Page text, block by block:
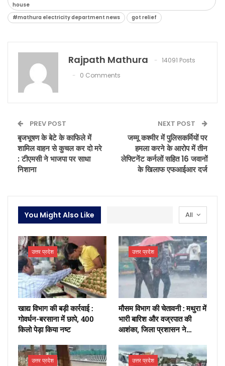
house
#mathura electricity department news
got relief
Rajpath Mathura
14091 Posts
0 Comments
PREV POST
बृजभूषण के बेटे के काफिले में
शामिल वाहन से कुचल कर दो मरे
: टीएमसी ने भाजपा पर साधा
निशाना
NEXT POST
जम्मू कश्मीर में पुलिसकर्मियों पर
हमला करने के आरोप में तीन
लेफ्टिनेंट कर्नलों सहित 16 जवानों
के खिलाफ एफआईआर दर्ज
All
You Might Also Like
उत्तर प्रदेश
खाद्य विभाग की बड़ी कार्रवाई :
गोवर्धन-बरसाना में छापे, 400
किलो पेड़ा किया नष्ट
उत्तर प्रदेश
मौसम विभाग की चेतावनी : मथुरा में
भारी बारिश और वज्रपात की
आशंका, जिला प्रशासन ने…
उत्तर प्रदेश उत्तर प्रदेश